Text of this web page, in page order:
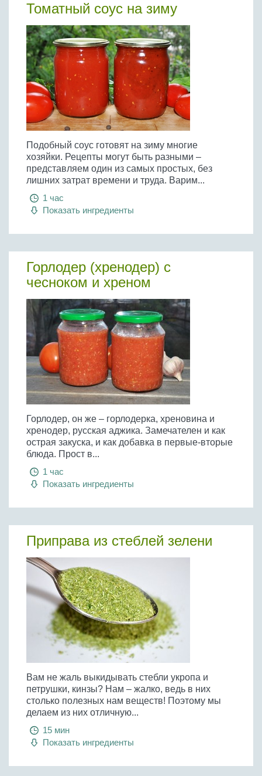
Томатный соус на зиму
Подобный соус готовят на зиму многие
хозяйки. Рецепты могут быть разными –
представляем один из самых простых, без
лишних затрат времени и труда. Варим...
1 час
Показать ингредиенты
Горлодер (хренодер) с
чесноком и хреном
Горлодер, он же – горлодерка, хреновина и
хренодер, русская аджика. Замечателен и как
острая закуска, и как добавка в первые-вторые
блюда. Прост в...
1 час
Показать ингредиенты
Приправа из стеблей зелени
Вам не жаль выкидывать стебли укропа и
петрушки, кинзы? Нам – жалко, ведь в них
столько полезных нам веществ! Поэтому мы
делаем из них отличную...
15 мин
Показать ингредиенты